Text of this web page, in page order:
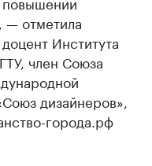
— отметила
Института
член Союза
дизайнеров»,
города.рф